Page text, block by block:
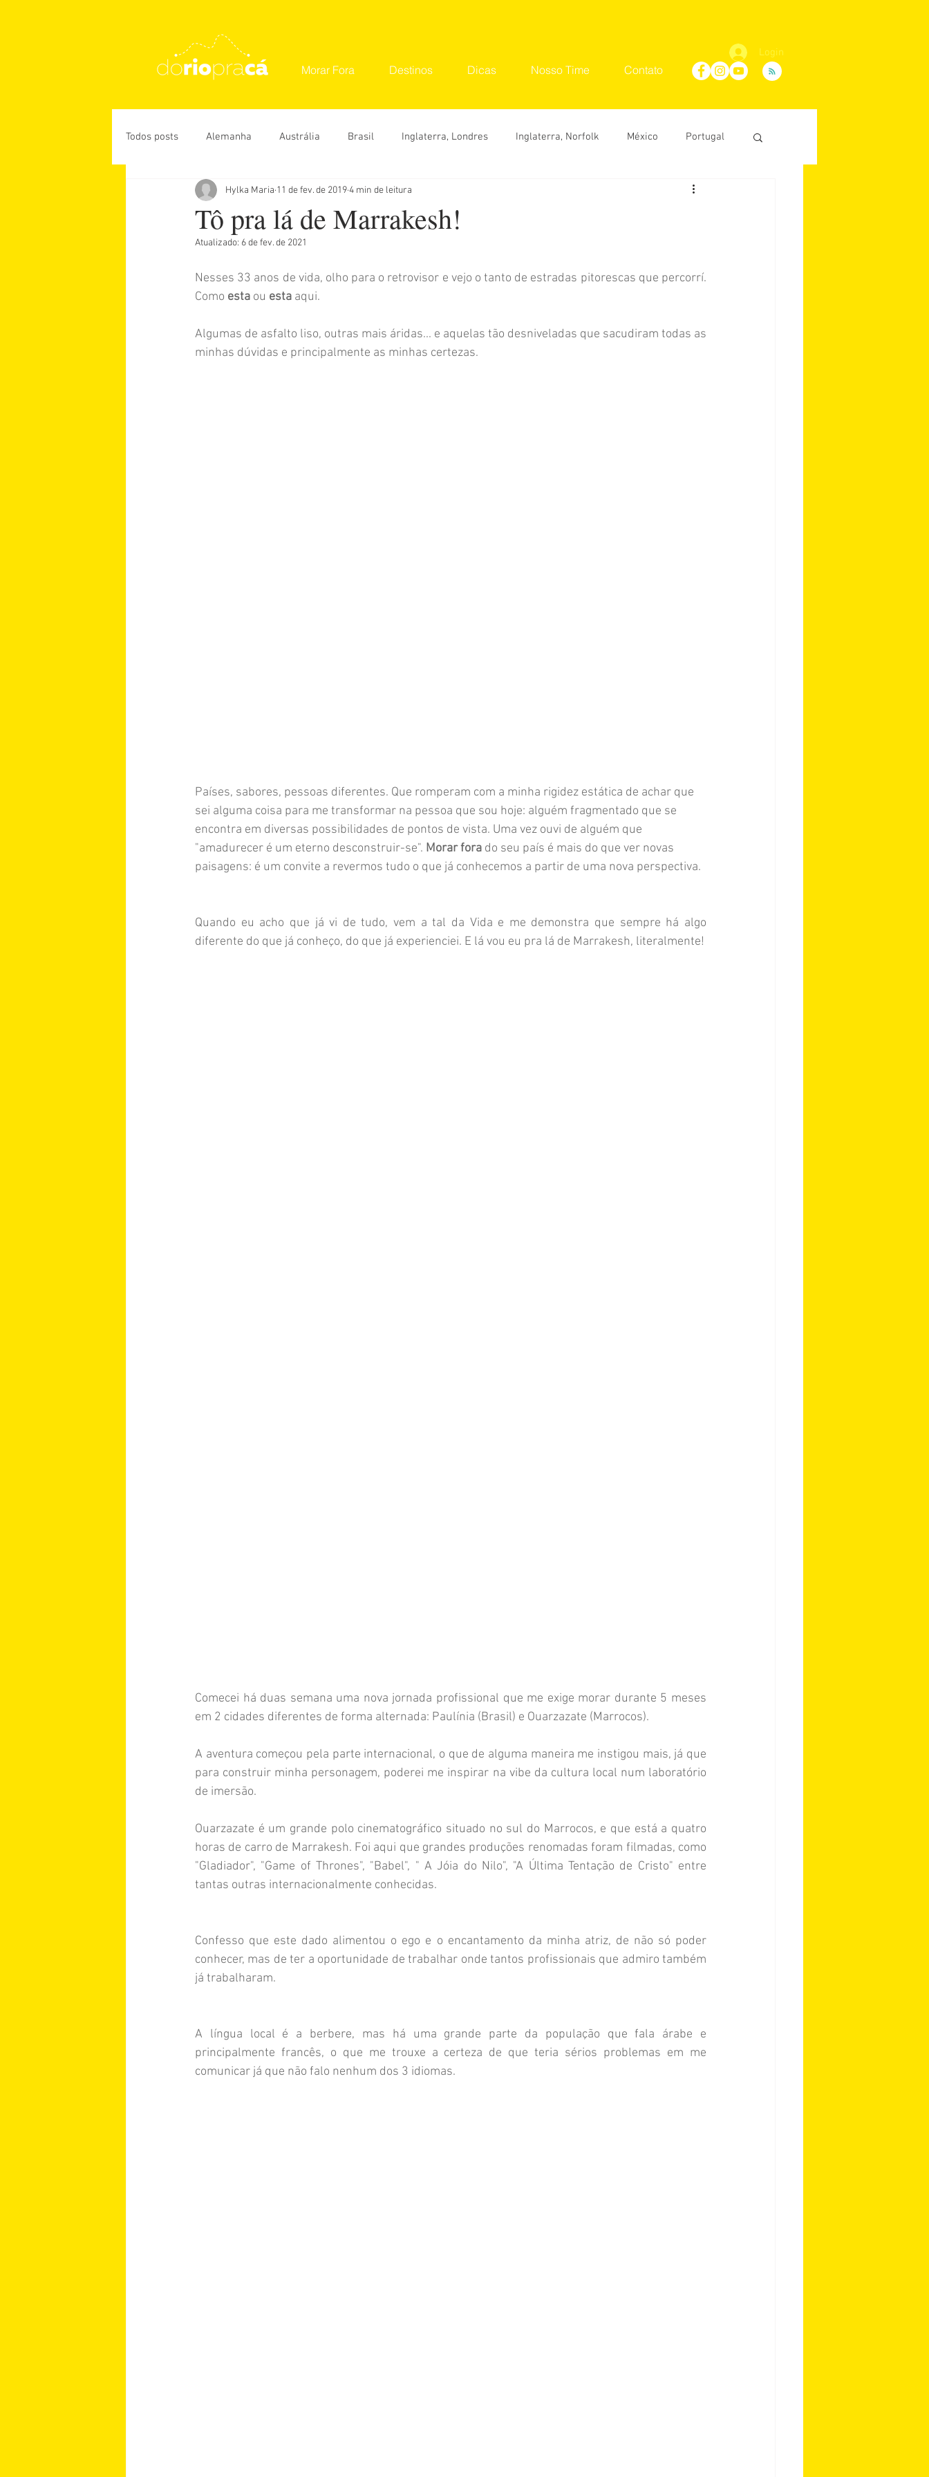
Morar Fora Destinos Dicas Nosso Time Contato
Login
Todos posts Alemanha Austrália Brasil Inglaterra, Londres Inglaterra, Norfolk México Portugal
Rio de Janeiro USA Destinos Seu Lugar
Daniela Paiva Guiga Soares
Úrsula Corona Vanessa Veiga
Argentina Áustria
Tô pra lá de Marrakesh!
Hylka Maria 11 de fev. de 20194 min de leitura
Atualizado: 6 de fev. de 2021
Nesses 33 anos de vida, olho para o retrovisor e vejo o tanto de estradas pitorescas que percorrí.
Como esta ou esta aqui.
Algumas de asfalto liso, outras mais áridas... e aquelas tão desniveladas que sacudiram todas as
minhas dúvidas e principalmente as minhas certezas.
Países, sabores, pessoas diferentes. Que romperam com a minha rigidez estática de achar que
sei alguma coisa para me transformar na pessoa que sou hoje: alguém fragmentado que se
encontra em diversas possibilidades de pontos de vista. Uma vez ouvi de alguém que
"amadurecer é um eterno desconstruir-se". Morar fora do seu país é mais do que ver novas
paisagens: é um convite a revermos tudo o que já conhecemos a partir de uma nova perspectiva.
Quando eu acho que já vi de tudo, vem a tal da Vida e me demonstra que sempre há algo
diferente do que já conheço, do que já experienciei. E lá vou eu pra lá de Marrakesh, literalmente!
Comecei há duas semana uma nova jornada profissional que me exige morar durante 5 meses
em 2 cidades diferentes de forma alternada: Paulínia (Brasil) e Ouarzazate (Marrocos).
A aventura começou pela parte internacional, o que de alguma maneira me instigou mais, já que
para construir minha personagem, poderei me inspirar na vibe da cultura local num laboratório
de imersão.
Ouarzazate é um grande polo cinematográfico situado no sul do Marrocos, e que está a quatro
horas de carro de Marrakesh. Foi aqui que grandes produções renomadas foram filmadas, como
"Gladiador", "Game of Thrones", "Babel", " A Jóia do Nilo", "A Última Tentação de Cristo" entre
tantas outras internacionalmente conhecidas.
Confesso que este dado alimentou o ego e o encantamento da minha atriz, de não só poder
conhecer, mas de ter a oportunidade de trabalhar onde tantos profissionais que admiro também
já trabalharam.
A língua local é a berbere, mas há uma grande parte da população que fala árabe e
principalmente francês, o que me trouxe a certeza de que teria sérios problemas em me
comunicar já que não falo nenhum dos 3 idiomas.